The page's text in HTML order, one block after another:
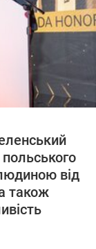
від
також